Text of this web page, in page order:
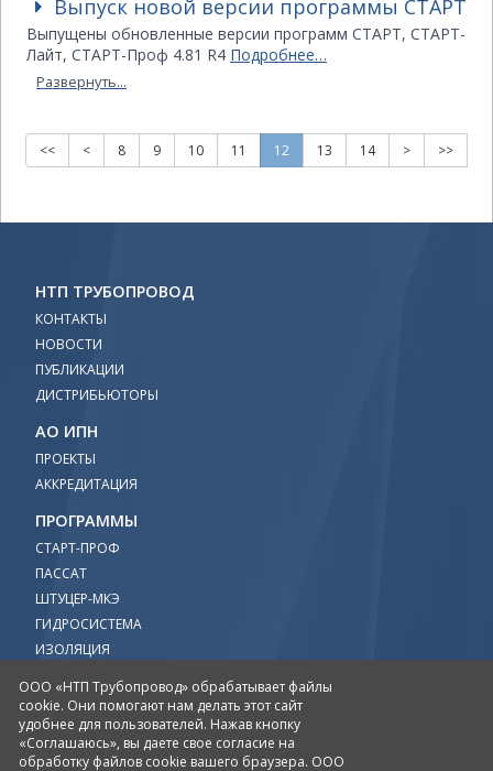
версию программы.
Выпуск новой версии программы СТАРТ
Выпущены обновленные версии программ СТАРТ, СТАРТ-
Лайт, СТАРТ-Проф 4.81 R4 Подробнее…
Развернуть...
<< < 8 9 10 11 12 13 14 > >>
НТП ТРУБОПРОВОД
КОНТАКТЫ
НОВОСТИ
ПУБЛИКАЦИИ
ДИСТРИБЬЮТОРЫ
АО ИПН
ПРОЕКТЫ
АККРЕДИТАЦИЯ
ПРОГРАММЫ
СТАРТ-ПРОФ
ПАССАТ
ШТУЦЕР-МКЭ
ГИДРОСИСТЕМА
ИЗОЛЯЦИЯ
УЧЕБНЫЙ ЦЕНТР
ПРОЕКТИРОВАНИЕ
ООО «НТП Трубопровод» обрабатывает файлы
cookie. Они помогают нам делать этот сайт
удобнее для пользователей. Нажав кнопку
«Соглашаюсь», вы даете свое согласие на
обработку файлов cookie вашего браузера. ООО